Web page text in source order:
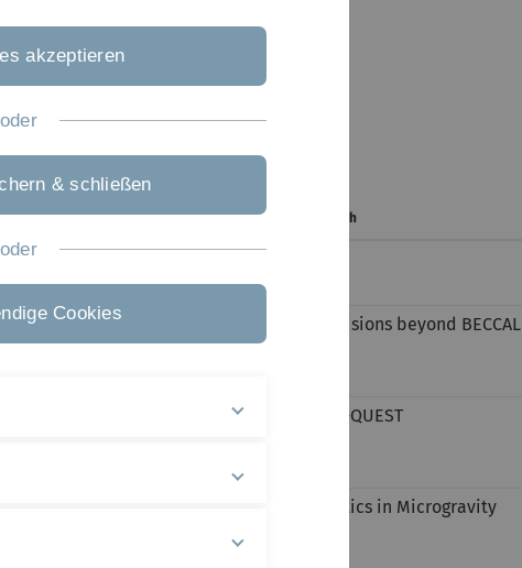
Contact
th th
Optical Clocks and Visions beyond BECCAL
Beyond BECCAL: STE-QUEST
Ernst Rasel
Provocative Atomoptics in Microgravity
Update
akzeptieren
oder
& schließen
oder
Cookies